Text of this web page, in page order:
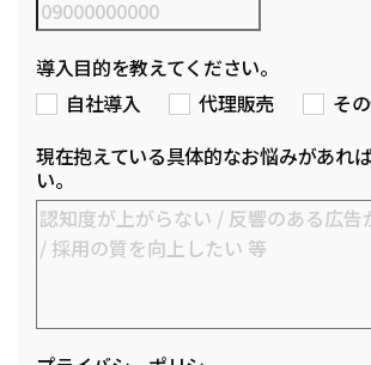
導入目的を教えてください。
自社導入
代理販売
そ
現在抱えている具体的なお悩みがあれ
い。